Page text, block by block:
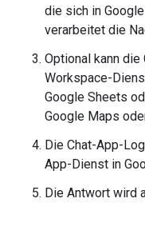
die sich in
verarbeitet die
Optional kann
Workspace-
Google Sheets
Google Maps
Die Chat-App-
App-Dienst in
Die Antwort wird